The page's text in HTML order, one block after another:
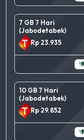
7 GB 7 Hari
(Jabodetabek)
Rp 23.935
10 GB 7 Hari
(Jabodetabek)
Rp 29.852